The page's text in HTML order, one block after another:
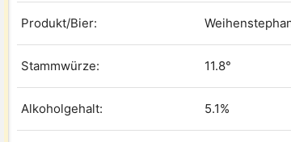
Produkt/Bier:
Stammwürze: 11.8°
Alkoholgehalt: 5.1%